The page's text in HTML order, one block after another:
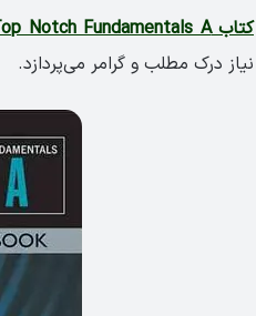
کتاب Top Notch Fundamentals A
نیاز درک مطلب و گرامر می‌پردازد.